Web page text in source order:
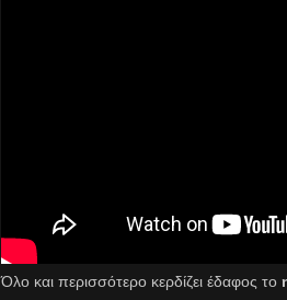
Όλο και περισσότερο κερδίζει έδαφος το